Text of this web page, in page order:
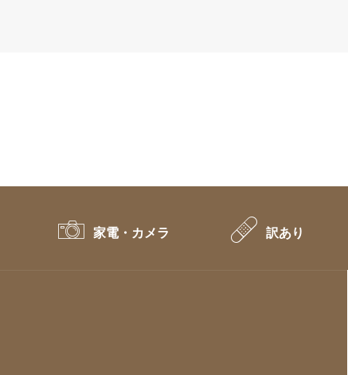
家電・カメラ 訳あり